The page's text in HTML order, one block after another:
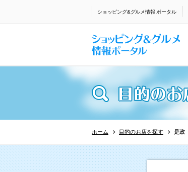
ショッピング&グルメ情報 ポータル
ホーム 目的のお店を探す 是政